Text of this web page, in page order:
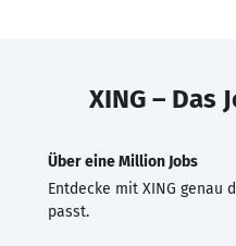
XING – Das
Über eine Million Jobs
Entdecke mit XING genau
passt.